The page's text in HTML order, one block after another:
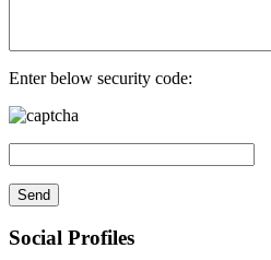
Enter below security code:
Social Profiles